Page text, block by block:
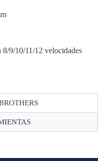
9/10/11/12 velocidades